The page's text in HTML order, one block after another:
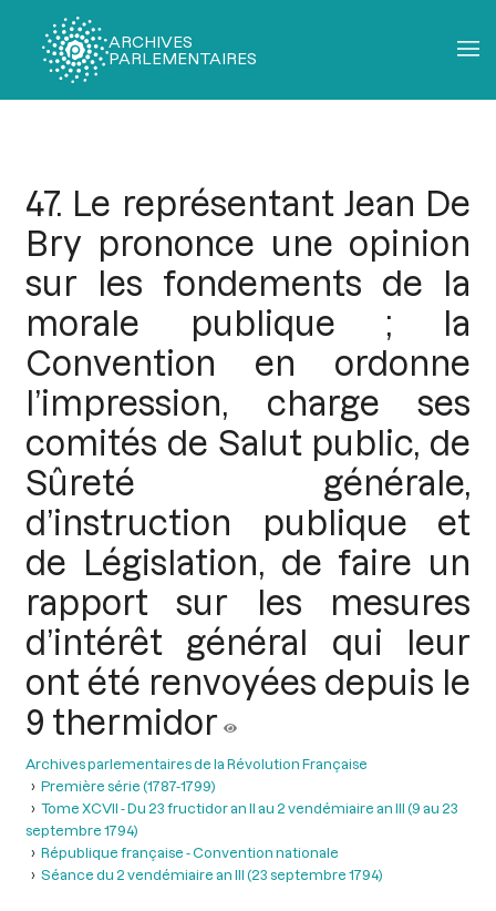
ARCHIVES
PARLEMENTAIRES
47. Le représentant Jean De
Bry prononce une opinion
sur les fondements de la
morale publique ; la
Convention en ordonne
l’impression, charge ses
comités de Salut public, de
Sûreté générale,
d’instruction publique et
de Législation, de faire un
rapport sur les mesures
d’intérêt général qui leur
ont été renvoyées depuis le
9 thermidor
Archives parlementaires de la Révolution Française
Première série (1787-1799)
Tome XCVII - Du 23 fructidor an II au 2 vendémiaire an III (9 au 23
septembre 1794)
République française - Convention nationale
Séance du 2 vendémiaire an III (23 septembre 1794)